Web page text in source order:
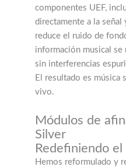
componentes UEF,
directamente a la
reduce el ruido de
información musical se
sin interferencias
El resultado es música
vivo.
Módulos de
Silver
Redefiniendo
Hemos reformulado y